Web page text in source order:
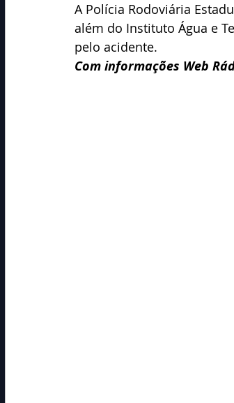
A Polícia Rodoviária
além do Instituto Água e
pelo acidente.
Com informações Web